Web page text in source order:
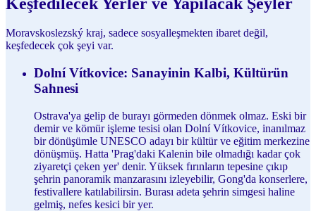
Moravskoslezský kraj, sadece sosyalleşmekten ibaret değil,
keşfedecek çok şeyi var.
Dolní Vítkovice: Sanayinin Kalbi, Kültürün
Sahnesi
Ostrava'ya gelip de burayı görmeden dönmek olmaz. Eski bir
demir ve kömür işleme tesisi olan Dolní Vítkovice, inanılmaz
bir dönüşümle UNESCO adayı bir kültür ve eğitim merkezine
dönüşmüş. Hatta 'Prag'daki Kalenin bile olmadığı kadar çok
ziyaretçi çeken yer' denir. Yüksek fırınların tepesine çıkıp
şehrin panoramik manzarasını izleyebilir, Gong'da konserlere,
festivallere katılabilirsin. Burası adeta şehrin simgesi haline
gelmiş, nefes kesici bir yer.